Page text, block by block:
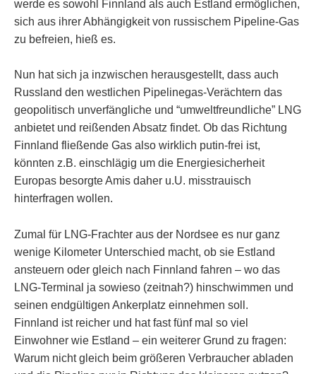
werde es sowohl Finnland als auch Estland ermöglichen,
sich aus ihrer Abhängigkeit von russischem Pipeline-Gas
zu befreien, hieß es.
Nun hat sich ja inzwischen herausgestellt, dass auch
Russland den westlichen Pipelinegas-Verächtern das
geopolitisch unverfängliche und “umweltfreundliche” LNG
anbietet und reißenden Absatz findet. Ob das Richtung
Finnland fließende Gas also wirklich putin-frei ist,
könnten z.B. einschlägig um die Energiesicherheit
Europas besorgte Amis daher u.U. misstrauisch
hinterfragen wollen.
Zumal für LNG-Frachter aus der Nordsee es nur ganz
wenige Kilometer Unterschied macht, ob sie Estland
ansteuern oder gleich nach Finnland fahren – wo das
LNG-Terminal ja sowieso (zeitnah?) hinschwimmen und
seinen endgültigen Ankerplatz einnehmen soll.
Finnland ist reicher und hat fast fünf mal so viel
Einwohner wie Estland – ein weiterer Grund zu fragen:
Warum nicht gleich beim größeren Verbraucher abladen